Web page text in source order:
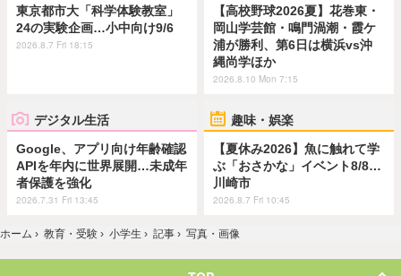
東京都市大「科学体験教室」
24の実験企画…小中向け9/6
2026.8.7 Fri 18:15
【高校野球2026夏】花巻東・
岡山学芸館・鳴門渦潮・霞ケ
浦が勝利、第6日は横浜vs沖
縄尚学ほか
2026.8.10 Mon 7:15
デジタル生活
Google、アプリ向け年齢確認
APIを年内に世界展開…未成年
者保護を強化
2026.7.31 Fri 13:45
趣味・娯楽
【夏休み2026】魚に触れて学
ぶ「おさかな」イベント8/8…
川崎市
2026.8.7 Fri 10:45
ホーム › 教育・受験 › 小学生 › 記事 › 写真・画像